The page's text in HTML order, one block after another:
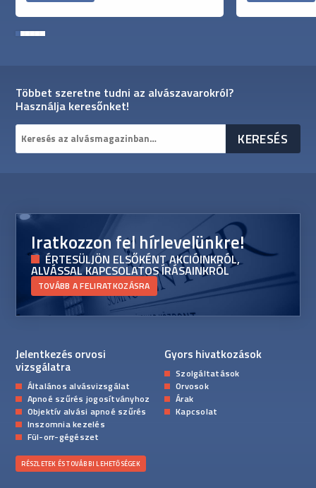
123456
Többet szeretne tudni az alvászavarokról?
Használja keresőnket!
Iratkozzon fel hírlevelünkre!
ÉRTESÜLJÖN ELSŐKÉNT AKCIÓINKRÓL,
ALVÁSSAL KAPCSOLATOS ÍRÁSAINKRÓL
TOVÁBB A FELIRATKOZÁSRA
Jelentkezés orvosi
vizsgálatra
Általános alvásvizsgálat
Apnoé szűrés jogosítványhoz
Objektív alvási apnoé szűrés
Inszomnia kezelés
Fül-orr-gégészet
RÉSZLETEK ÉS TOVÁBBI LEHETŐSÉGEK
Gyors hivatkozások
Szolgáltatások
Orvosok
Árak
Kapcsolat